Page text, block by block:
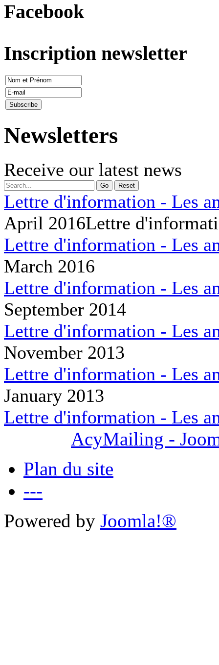
Facebook
Inscription newsletter
Newsletters
Receive our latest news
Go Reset
Lettre d'information - Les
April 2016Lettre
Lettre d'information - Les
March 2016
Lettre d'information - Les
September 2014
Lettre d'information - Les
November 2013
Lettre d'information - Les
January 2013
Lettre d'information - Les
AcyMailing -
Plan du site
---
Powered by Joomla!®